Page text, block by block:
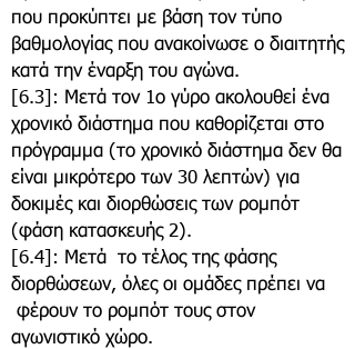
που προκύπτει με βάση τον τύπο
βαθμολογίας που ανακοίνωσε ο διαιτητής
κατά την έναρξη του αγώνα.
[6.3]: Μετά τον 1ο γύρο ακολουθεί ένα
χρονικό διάστημα που καθορίζεται στο
πρόγραμμα (το χρονικό διάστημα δεν θα
είναι μικρότερο των 30 λεπτών) για
δοκιμές και διορθώσεις των ρομπότ
(φάση κατασκευής 2).
​[6.4]: Μετά το τέλος της φάσης
διορθώσεων, όλες οι ομάδες πρέπει να
φέρουν το ρομπότ τους στον
αγωνιστικό χώρο.